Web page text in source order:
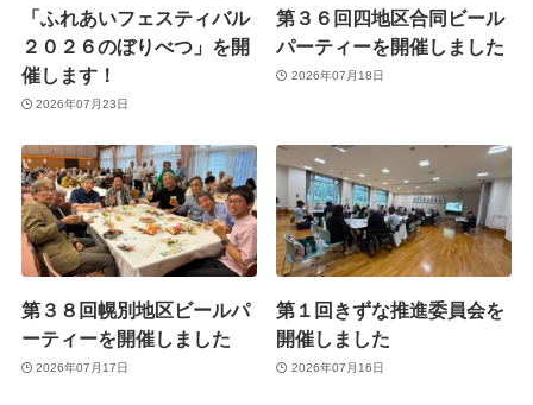
「ふれあいフェスティバル
２０２６のぼりべつ」を開
催します！
2026年07月23日
第３６回四地区合同ビール
パーティーを開催しました
2026年07月18日
第３８回幌別地区ビールパ
ーティーを開催しました
2026年07月17日
第１回きずな推進委員会を
開催しました
2026年07月16日